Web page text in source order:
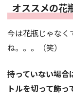
オススメの花
今は花瓶じゃなく
ね。。。（笑）
持っていない場合
トルを切って飾っ